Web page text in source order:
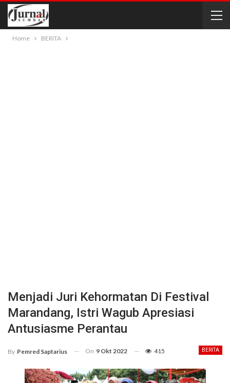
Home BERITA
Menjadi Juri Kehormatan Di Festival
Marandang, Istri Wagub Apresiasi
Antusiasme Perantau
BERITA
By Pemred Saptarius On 9 Okt 2022 415